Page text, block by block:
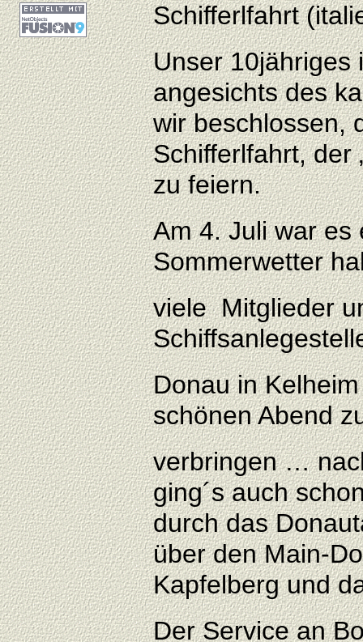
Schifferlfahrt
Unser 10jähriges
angesichts des
wir beschlossen,
Schifferlfahrt, der
zu feiern.
Am 4. Juli war
Sommerwetter
viele Mitglieder
Donau in
schönen Abend
verbringen …
ging´s auch
durch das
über den Main-
Kapfelberg und
Der Service an